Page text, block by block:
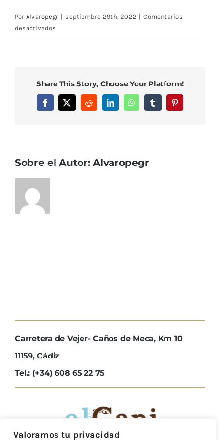
Valoramos tu privacidad
Por Alvaropegr | septiembre 29th, 2022 | Comentarios
desactivados
Share This Story, Choose Your Platform!
Facebook
X RedditLinkedInWhatsAppTumblrPinterest
Sobre el Autor:Alvaropegr
Carretera de Vejer- Caños de Meca, Km 10
11159, Cádiz
Tel.: (+34) 608 65 22 75